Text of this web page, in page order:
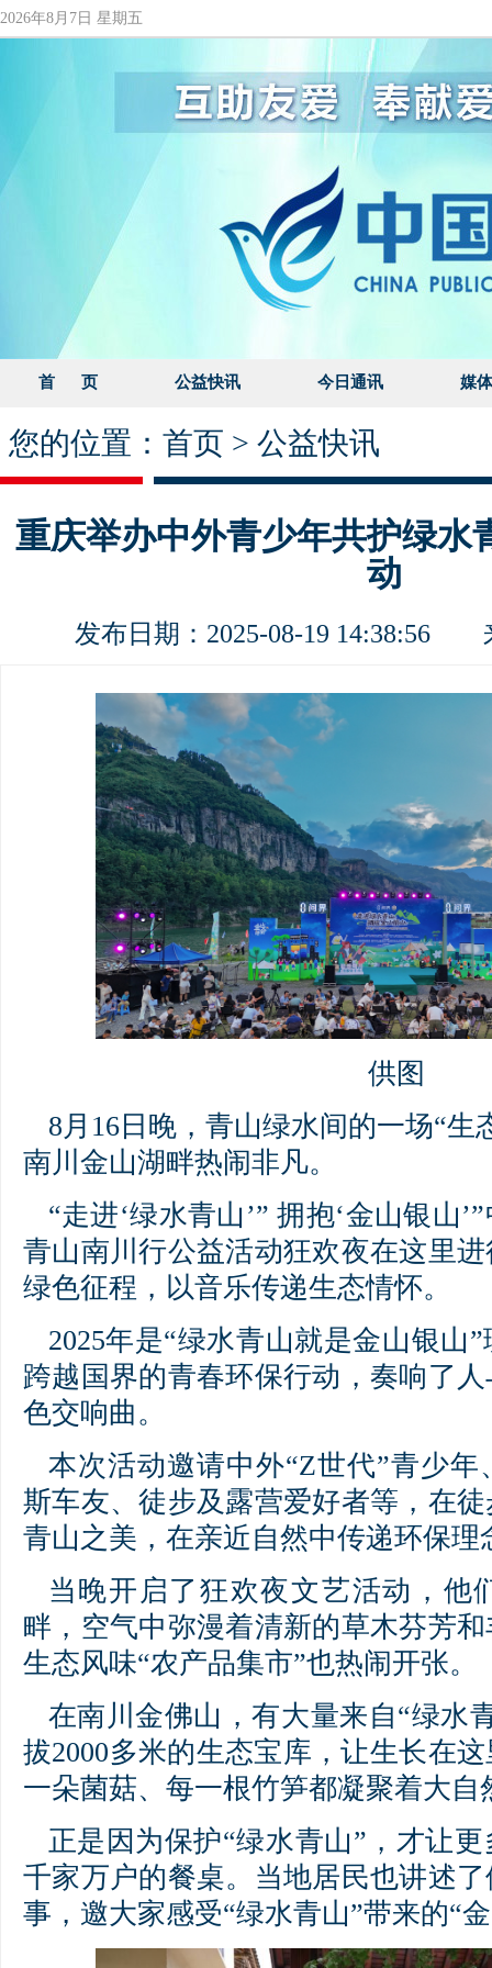
2026年8月7日 星期五
首 页 公益快讯 今日通讯 媒
您的位置： 首页 > 公益快讯
重庆举办中外青少年共护绿水
动
发布日期：2025-08-19 14:38:56
供图
8月16日晚，青山绿水间的一场“生
南川金山湖畔热闹非凡。
“走进‘绿水青山’” 拥抱‘金山银山
青山南川行公益活动狂欢夜在这里
绿色征程，以音乐传递生态情怀。
2025年是“绿水青山就是金山银山
跨越国界的青春环保行动，奏响了
色交响曲。
本次活动邀请中外“Z世代”青少
斯车友、徒步及露营爱好者等，在
青山之美，在亲近自然中传递环保理
当晚开启了狂欢夜文艺活动，他
畔，空气中弥漫着清新的草木芬芳
生态风味“农产品集市”也热闹开张。
在南川金佛山，有大量来自“绿水
拔2000多米的生态宝库，让生长在
一朵菌菇、每一根竹笋都凝聚着大自
正是因为保护“绿水青山”，才让
千家万户的餐桌。当地居民也讲述
事，邀大家感受“绿水青山”带来的“